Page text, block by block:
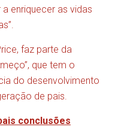
enriquecer as vidas
faz parte da
que tem o
do desenvolvimento
de pais.
conclusões